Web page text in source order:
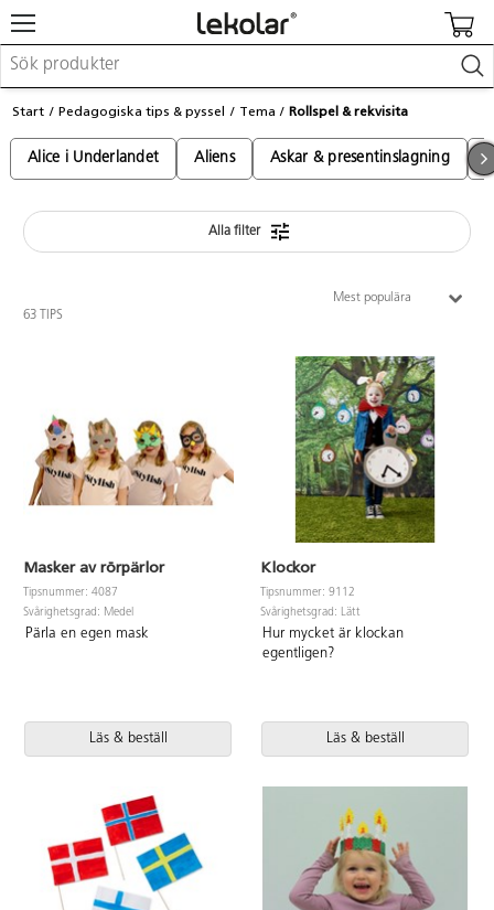
Möbler & inredning
Skapa
Barnvagnar & småbarnsartiklar
Skolförbrukning & kontorsmaterial
Logga in / Registrera dig
Start Pedagogiska tips & pyssel Tema Rollspel & rekvisita
Alice i Underlandet Aliens Askar & presentinslagning
Alla filter
63 TIPS
Mest populära
Masker av rörpärlor
Tipsnummer: 4087
Svårighetsgrad: Medel
Pärla en egen mask
Läs & beställ
Klockor
Tipsnummer: 9112
Svårighetsgrad: Lätt
Hur mycket är klockan
egentligen?
Läs & beställ